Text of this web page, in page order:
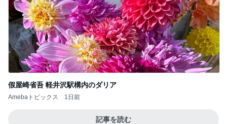
假屋崎省吾 軽井沢駅構内のダリア
Amebaトピックス 1日前
記事を読む